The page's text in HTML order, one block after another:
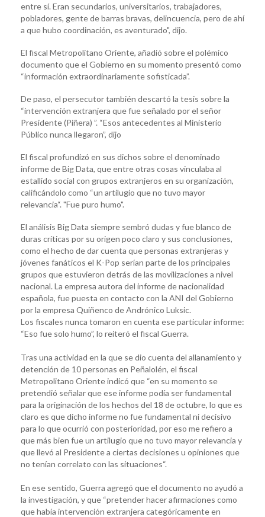
entre sí. Eran secundarios, universitarios, trabajadores,
pobladores, gente de barras bravas, delincuencia, pero de ahí
a que hubo coordinación, es aventurado", dijo.
El fiscal Metropolitano Oriente, añadió sobre el polémico
documento que el Gobierno en su momento presentó como
“información extraordinariamente sofisticada”.
De paso, el persecutor también descartó la tesis sobre la
“intervención extranjera que fue señalado por el señor
Presidente (Piñera) ”. “Esos antecedentes al Ministerio
Público nunca llegaron”, dijo
El fiscal profundizó en sus dichos sobre el denominado
informe de Big Data, que entre otras cosas vinculaba al
estallido social con grupos extranjeros en su organización,
calificándolo como “un artilugio que no tuvo mayor
relevancia“. "Fue puro humo".
El análisis Big Data siempre sembró dudas y fue blanco de
duras críticas por su origen poco claro y sus conclusiones,
como el hecho de dar cuenta que personas extranjeras y
jóvenes fanáticos el K-Pop serían parte de los principales
grupos que estuvieron detrás de las movilizaciones a nivel
nacional. La empresa autora del informe de nacionalidad
española, fue puesta en contacto con la ANI del Gobierno
por la empresa Quiñenco de Andrónico Luksic.
Los fiscales nunca tomaron en cuenta ese particular informe:
“Eso fue solo humo”, lo reiteró el fiscal Guerra.
Tras una actividad en la que se dio cuenta del allanamiento y
detención de 10 personas en Peñalolén, el fiscal
Metropolitano Oriente indicó que “en su momento se
pretendió señalar que ese informe podía ser fundamental
para la originación de los hechos del 18 de octubre, lo que es
claro es que dicho informe no fue fundamental ni decisivo
para lo que ocurrió con posterioridad, por eso me refiero a
que más bien fue un artilugio que no tuvo mayor relevancia y
que llevó al Presidente a ciertas decisiones u opiniones que
no tenían correlato con las situaciones“.
En ese sentido, Guerra agregó que el documento no ayudó a
la investigación, y que “pretender hacer afirmaciones como
que había intervención extranjera categóricamente en